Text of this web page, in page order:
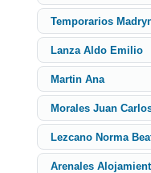
Temporarios
Lanza Aldo Emilio
Martin Ana
Morales Juan
Lezcano Norma
Arenales